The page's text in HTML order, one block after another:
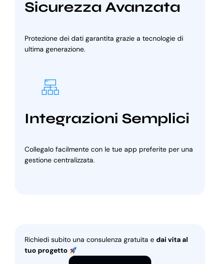
Sicurezza Avanzata
Protezione dei dati garantita grazie a tecnologie di
ultima generazione.
Integrazioni Semplici
Collegalo facilmente con le tue app preferite per una
gestione centralizzata.
Richiedi subito una consulenza gratuita e dai vita al
tuo progetto